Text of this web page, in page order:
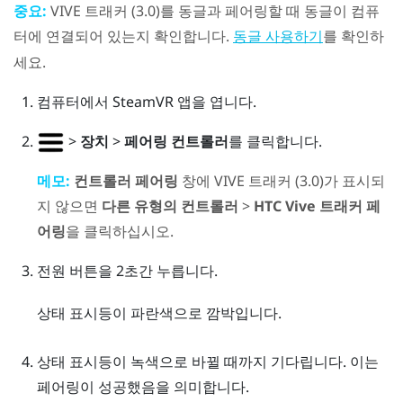
중요: VIVE 트래커 (3.0)를 동글과 페어링할 때 동글이 컴퓨
터에 연결되어 있는지 확인합니다. 동글 사용하기 를 확인하
세요.
컴퓨터에서 SteamVR앱을 엽니다.
> 장치 >페어링 컨트롤러를 클릭합니다.
메모: 컨트롤러 페어링 창에 VIVE 트래커 (3.0)가 표시되
지 않으면 다른 유형의 컨트롤러 > HTC Vive 트래커 페
어링을 클릭하십시오.
전원 버튼을 2초간 누릅니다.
상태 표시등이 파란색으로 깜박입니다.
상태 표시등이 녹색으로 바뀔 때까지 기다립니다. 이는
페어링이 성공했음을 의미합니다.